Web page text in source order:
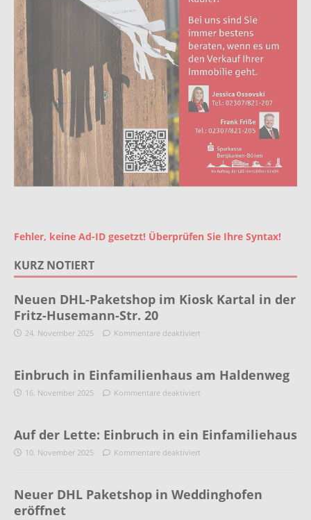
Fehler, keine Ad-ID gesetzt! Überprüfen Sie Ihre Syntax!
KURZ NOTIERT
Neuen DHL-Paketshop im Kiosk Kartal in der
Fritz-Husemann-Str. 20
24. November 2025 Kommentare deaktiviert
Einbruch in Einfamilienhaus am Haldenweg
16. November 2025 Kommentare deaktiviert
Auf der Lette: Einbruch in ein Einfamiliehaus
10. November 2025 Kommentare deaktiviert
Neuer DHL Paketshop in Weddinghofen
eröffnet